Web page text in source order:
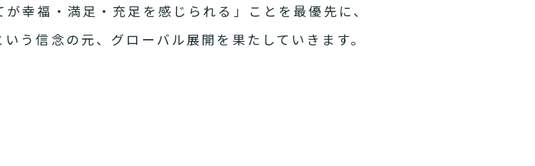
幸福・満足・充足を感じられる」ことを最優先に、
う信念の元、グローバル展開を果たしていきます。